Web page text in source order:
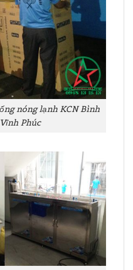
nóng lạnh KCN Bình
Phúc